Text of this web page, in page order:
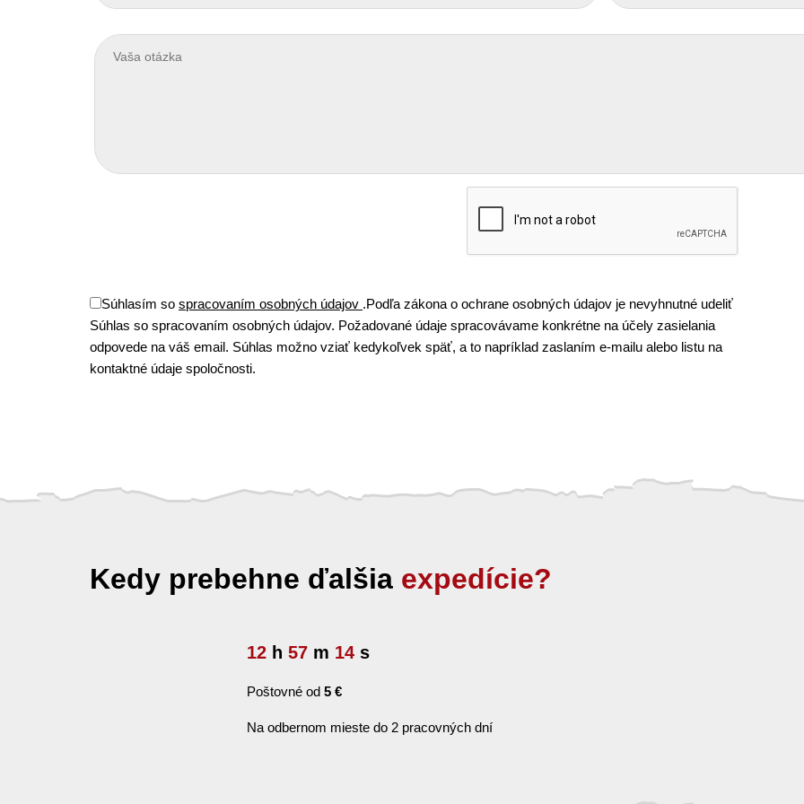
Súhlasím so spracovaním osobných údajov .Podľa zákona o ochrane osobných údajov je nevyhnutné udeliť
Súhlas so spracovaním osobných údajov. Požadované údaje spracovávame konkrétne na účely zasielania
odpovede na váš email. Súhlas možno vziať kedykoľvek späť, a to napríklad zaslaním e-mailu alebo listu na
kontaktné údaje spoločnosti.
Kedy prebehne ďalšia expedície?
12 h 57 m 13 s
Poštovné od 5 €
Na odbernom mieste do 2 pracovných dní